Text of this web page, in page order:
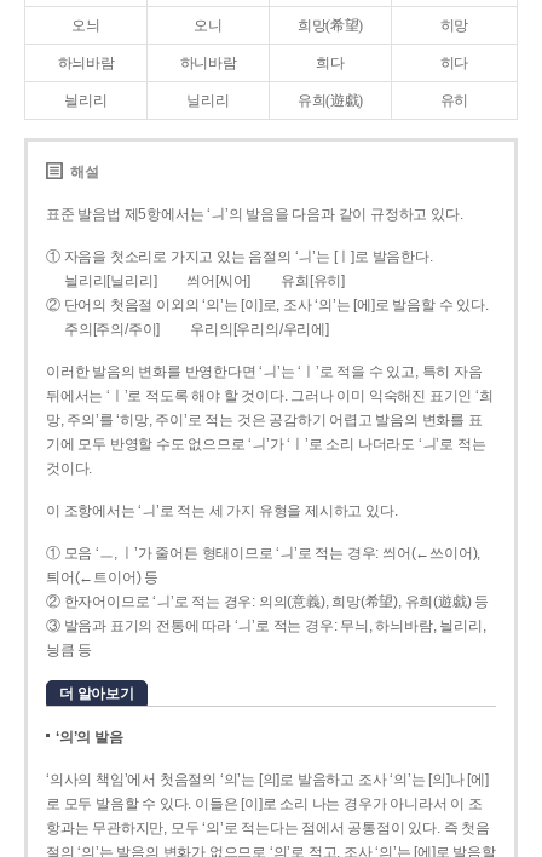
오늬 오니 희망(希望) 히망
하늬바람 하니바람 희다 히다
늴리리 닐리리 유희(遊戱) 유히
해설
표준 발음법 제5항에서는 ‘ㅢ’의 발음을 다음과 같이 규정하고 있다.
① 자음을 첫소리로 가지고 있는 음절의 ‘ㅢ’는 [ㅣ]로 발음한다.
늴리리[닐리리]
씌어[씨어]
유희[유히]
② 단어의 첫음절 이외의 ‘의’는 [이]로, 조사 ‘의’는 [에]로 발음할 수 있다.
주의[주의/주이]
우리의[우리의/우리에]
이러한 발음의 변화를 반영한다면 ‘ㅢ’는 ‘ㅣ’로 적을 수 있고, 특히 자음
뒤에서는 ‘ㅣ’로 적도록 해야 할 것이다. 그러나 이미 익숙해진 표기인 ‘희
망, 주의’를 ‘히망, 주이’로 적는 것은 공감하기 어렵고 발음의 변화를 표
기에 모두 반영할 수도 없으므로 ‘ㅢ’가 ‘ㅣ’로 소리 나더라도 ‘ㅢ’로 적는
것이다.
이 조항에서는 ‘ㅢ’로 적는 세 가지 유형을 제시하고 있다.
① 모음 ‘ㅡ, ㅣ’가 줄어든 형태이므로 ‘ㅢ’로 적는 경우: 씌어(←쓰이어),
틔어(←트이어) 등
② 한자어이므로 ‘ㅢ’로 적는 경우: 의의(意義), 희망(希望), 유희(遊戱) 등
③ 발음과 표기의 전통에 따라 ‘ㅢ’로 적는 경우: 무늬, 하늬바람, 늴리리,
닁큼 등
더 알아보기
‘의’의 발음
‘의사의 책임’에서 첫음절의 ‘의’는 [의]로 발음하고 조사 ‘의’는 [의]나 [에]
로 모두 발음할 수 있다. 이들은 [이]로 소리 나는 경우가 아니라서 이 조
항과는 무관하지만, 모두 ‘의’로 적는다는 점에서 공통점이 있다. 즉 첫음
절의 ‘의’는 발음의 변화가 없으므로 ‘의’로 적고, 조사 ‘의’는 [에]로 발음할